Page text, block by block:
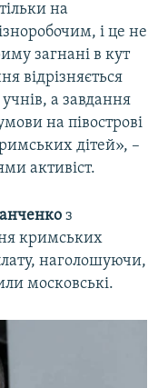
на
і це не
загнані в кут
відрізняється
а завдання
на півострові
дітей», –
активіст.
з
кримських
наголошуючи,
московські.